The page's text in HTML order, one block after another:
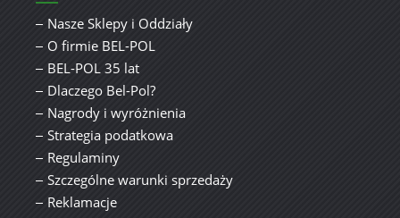
Nasze Sklepy i Oddziały
O firmie BEL-POL
BEL-POL 35 lat
Dlaczego Bel-Pol?
Nagrody i wyróżnienia
Strategia podatkowa
Regulaminy
Szczególne warunki sprzedaży
Reklamacje